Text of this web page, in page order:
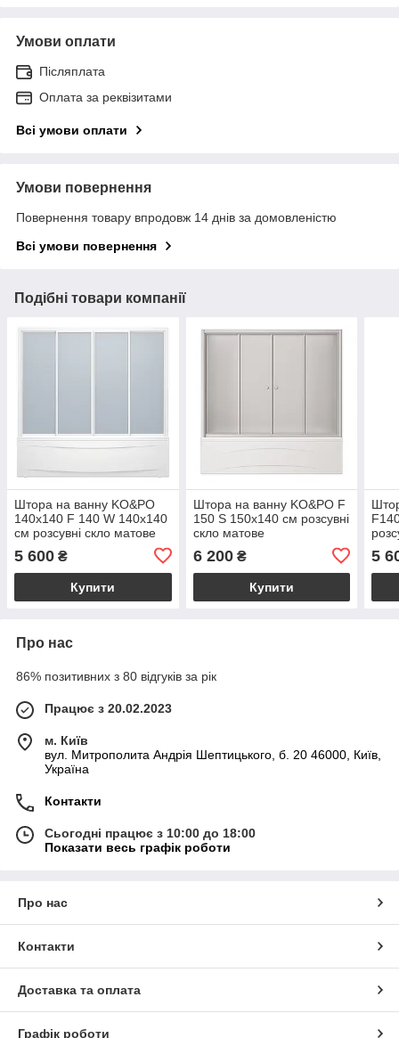
Умови оплати
Післяплата
Оплата за реквізитами
Всі умови оплати
Умови повернення
Повернення товару впродовж 14 днів за домовленістю
Всі умови повернення
Подібні товари компанії
Штора на ванну KO&PO
140х140 F 140 W 140х140
см розсувні скло матове
5 600 ₴
Купити
Штора на ванну KO&PO F
150 S 150х140 см розсувні
скло матове
6 200₴
Купити
5
Про нас
86% позитивних з 80 відгуків за рік
Працює з 20.02.2023
м. Київ
вул. Митрополита Андрія Шептицького, б. 20 46000, Київ,
Україна
Контакти
Сьогодні працює з 10:00 до 18:00
Показати весь графік роботи
Про нас
Контакти
Доставка та оплата
Графік роботи